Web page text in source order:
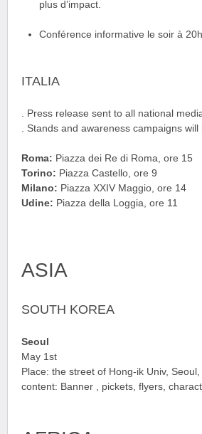
plus d’impact.
Conférence informative le soir à
ITALIA
. Press release sent to all national
. Stands and awareness campaigns
Roma: Piazza dei Re di Roma, ore 15
Torino: Piazza Castello, ore 9
Milano: Piazza XXIV Maggio, ore 14
Udine: Piazza della Loggia, ore 11
ASIA
SOUTH KOREA
Seoul
May 1st
Place: the street of Hong-ik Univ,
content: Banner , pickets, flyers,